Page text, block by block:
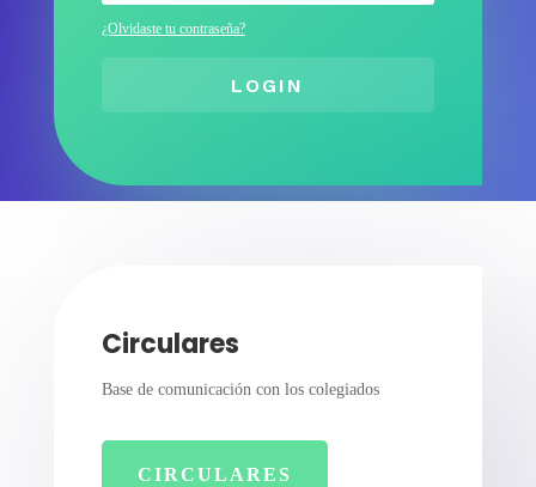
¿Olvidaste tu contraseña?
LOGIN
Circulares
Base de comunicación con los colegiados
CIRCULARES